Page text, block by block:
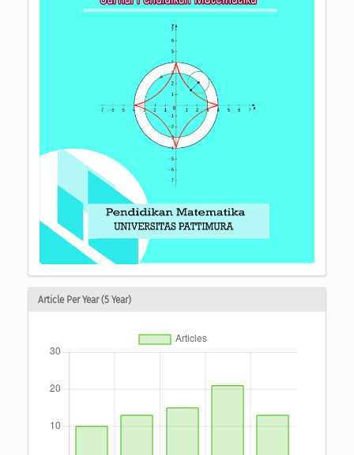
Article Per Year (5 Year)